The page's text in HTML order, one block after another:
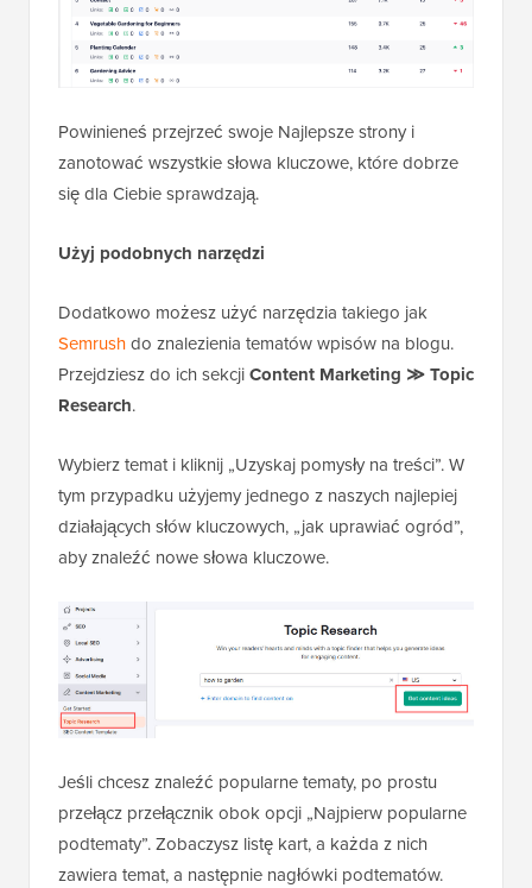
Powinieneś przejrzeć swoje Najlepsze strony i
zanotować wszystkie słowa kluczowe, które dobrze
się dla Ciebie sprawdzają.
Użyj podobnych narzędzi
Dodatkowo możesz użyć narzędzia takiego jak
Semrushdo znalezienia tematów wpisów na blogu.
Przejdziesz do ich sekcjiContent Marketing ≫ Topic
Research.
Wybierz temat i kliknij „Uzyskaj pomysły na treści”. W
tym przypadku użyjemy jednego z naszych najlepiej
działających słów kluczowych, „jak uprawiać ogród”,
aby znaleźć nowe słowa kluczowe.
Jeśli chcesz znaleźć popularne tematy, po prostu
przełącz przełącznik obok opcji „Najpierw popularne
podtematy”. Zobaczysz listę kart, a każda z nich
zawiera temat, a następnie nagłówki podtematów.